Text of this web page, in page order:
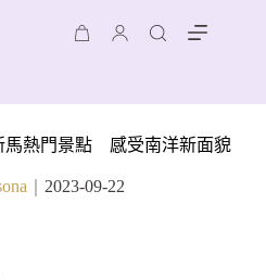
馬熱門景點 感受南洋新面貌
2023-09-22